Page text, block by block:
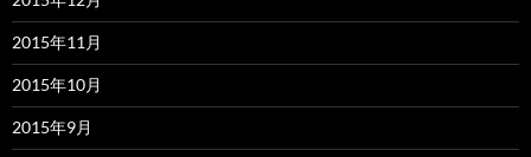
2015年11月
2015年10月
2015年9月